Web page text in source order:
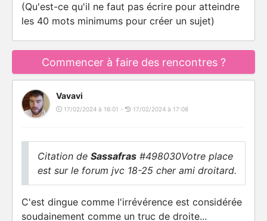
(Qu'est-ce qu'il ne faut pas écrire pour atteindre
les 40 mots minimums pour créer un sujet)
Commencer à faire des rencontres ?
Vavavi
17/02/2024 à 16:01 - 17/02/2024 à 17:08
Citation de Sassafras #498030Votre place
est sur le forum jvc 18-25 cher ami droitard.
C'est dingue comme l'irrévérence est considérée
soudainement comme un truc de droite...